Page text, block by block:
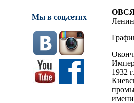
Мы в соц.сетях
1932
имени